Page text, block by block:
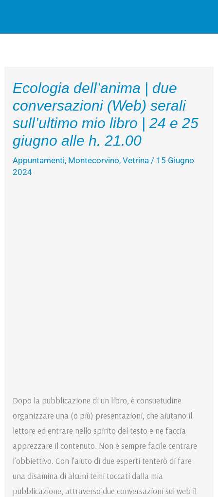
Ecologia dell’anima | due
conversazioni (Web) serali
sull’ultimo mio libro | 24 e 25
giugno alle h. 21.00
Appuntamenti, Montecorvino,Vetrina / 15 Giugno
2024
Dopo la pubblicazione di un libro, è consuetudine
organizzare una (o più) presentazioni, che aiutano il
lettore ed entrare nello spirito del testo e ne faccia
apprezzare il contenuto. Non è sempre facile centrare
l’obbiettivo. Con l’aiuto di due esperti tenterò di fare
una disamina di alcuni temi toccati dalla mia
pubblicazione, attraverso due conversazioni sul web il